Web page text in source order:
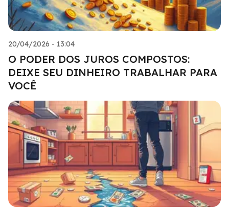
20/04/2026 - 13:04
O PODER DOS JUROS COMPOSTOS:
DEIXE SEU DINHEIRO TRABALHAR PARA
VOCÊ